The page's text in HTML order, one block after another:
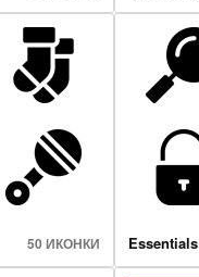
50 ИКОНКИ Essentials